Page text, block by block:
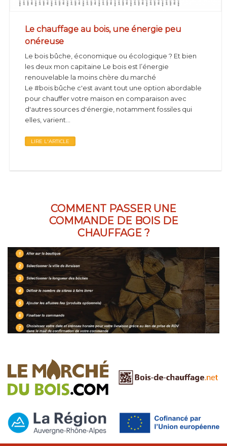
Le chauffage au bois, une énergie peu
onéreuse
Le bois bûche, économique ou écologique ? Et bien
les deux mon capitaine Le bois est l’énergie
renouvelable la moins chère du marché
Le #bois bûche c'est avant tout une option abordable
pour chauffer votre maison en comparaison avec
d'autres sources d'énergie, notamment fossiles qui
elles, varient...
LIRE L'ARTICLE
COMMENT PASSER UNE
COMMANDE DE BOIS DE
CHAUFFAGE ?